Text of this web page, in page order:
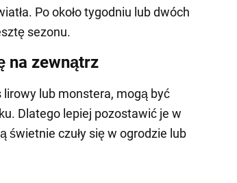
Po około tygodniu lub dwóch
sezonu.
na zewnątrz
lub monstera, mogą być
Dlatego lepiej pozostawić je w
świetnie czuły się w ogrodzie lub